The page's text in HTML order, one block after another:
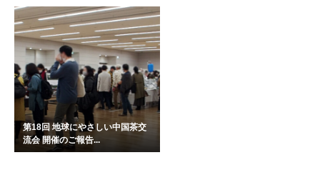
第18回 地球にやさしい中国茶交
流会 開催のご報告...